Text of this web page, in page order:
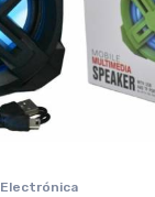
Electrónica